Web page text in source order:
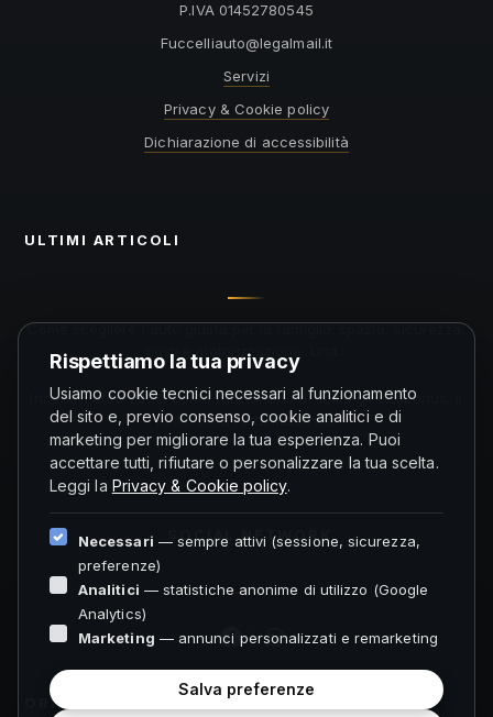
P.IVA 01452780545
ti.liamlagel
@otuailleccuF
Servizi
Privacy & Cookie policy
Dichiarazione di accessibilità
ULTIMI ARTICOLI
Come scegliere l'auto giusta per la famiglia: spazio, sicurezza,
costi e motorizzazione. Una...
Incentivi auto 2026: come funzionano di solito gli ecobonus, il
ruolo della rottamazione...
SOCIAL NETWORK
ORARI FOLIGNO
Rispettiamo la tua privacy
Usiamo cookie tecnici necessari al funzionamento
del sito e, previo consenso, cookie analitici e di
marketing per migliorare la tua esperienza. Puoi
accettare tutti, rifiutare o personalizzare la tua scelta.
Leggi la Privacy & Cookie policy.
Necessari — sempre attivi (sessione, sicurezza,
preferenze)
Analitici — statistiche anonime di utilizzo (Google
Analytics)
Marketing — annunci personalizzati e remarketing
Salva preferenze